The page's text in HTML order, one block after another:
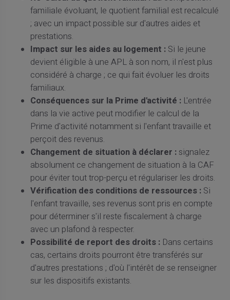
familiale évoluant, le quotient familial est recalculé
; avec un impact possible sur d'autres aides et
prestations.
Impact sur les aides au logement : Si le jeune
devient éligible à une APL à son nom, il n'est plus
considéré à charge ; ce qui fait évoluer les droits
familiaux.
Conséquences sur la Prime d'activité : L'entrée
dans la vie active peut modifier le calcul de la
Prime d'activité notamment si l'enfant travaille et
perçoit des revenus.
Changement de situation à déclarer : signalez
absolument ce changement de situation à la CAF
pour éviter tout trop-perçu et régulariser les droits.
Vérification des conditions de ressources : Si
l'enfant travaille, ses revenus sont pris en compte
pour déterminer s'il reste fiscalement à charge
avec un plafond à respecter.
Possibilité de report des droits : Dans certains
cas, certains droits pourront être transférés sur
d'autres prestations ; d'où l'intérêt de se renseigner
sur les dispositifs existants.